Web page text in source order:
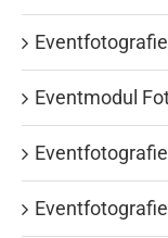
Eventmodul